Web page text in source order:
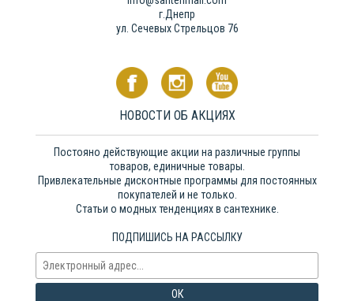
г.Днепр
ул. Сечевых Стрельцов 76
НОВОСТИ ОБ АКЦИЯХ
Постояно действующие акции на различные группы
товаров, единичные товары.
Привлекательные дисконтные программы для постоянных
покупателей и не только.
Статьи о модных тенденциях в сантехнике.
ПОДПИШИСЬ НА РАССЫЛКУ
ОК